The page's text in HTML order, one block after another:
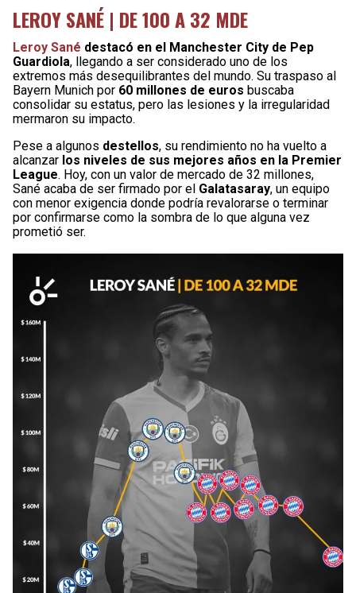
LEROY SANÉ | DE 100 A 32 MDE
Leroy Sané destacó en el Manchester City de Pep
Guardiola, llegando a ser considerado uno de los
extremos más desequilibrantes del mundo. Su traspaso al
Bayern Munich por 60 millones de euros buscaba
consolidar su estatus, pero las lesiones y la irregularidad
mermaron su impacto.
Pese a algunos destellos, su rendimiento no ha vuelto a
alcanzar los niveles de sus mejores años en la Premier
League. Hoy, con un valor de mercado de 32 millones,
Sané acaba de ser firmado por el Galatasaray, un equipo
con menor exigencia donde podría revalorarse o terminar
por confirmarse como la sombra de lo que alguna vez
prometió ser.